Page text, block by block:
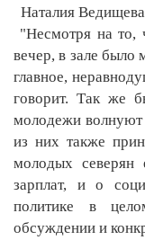
Наталия
"Несмотря на то,
вечер, в зале было
главное,
говорит. Так же
молодежи волнуют
из них также
молодых северян
зарплат, и о
политике в
обсуждении и